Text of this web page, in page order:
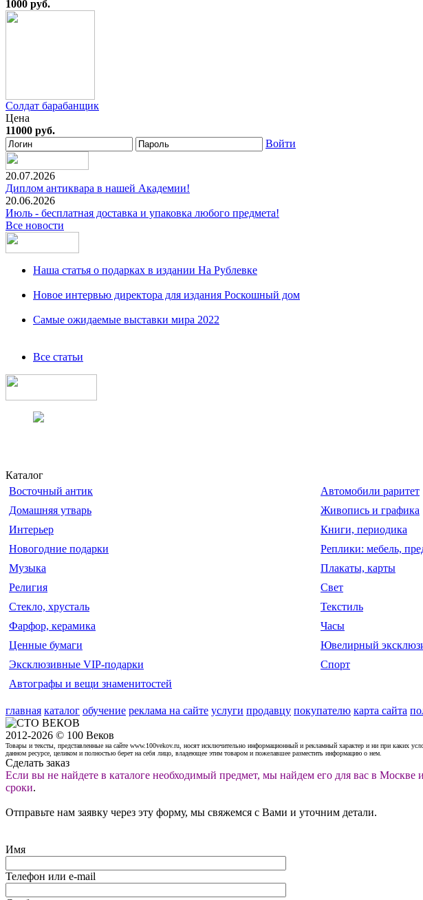
1000 руб.
Солдат барабанщик
Цена
11000 руб.
Войти
20.07.2026
Диплом антиквара в нашей Академии!
20.06.2026
Июль - бесплатная доставка и упаковка любого предмета!
Все новости
Наша статья о подарках в издании На Рублевке
Новое интервью директора для издания Роскошный дом
Самые ожидаемые выставки мира 2022
Все статьи
Каталог
Восточный антик
Автомобили раритет
Домашняя утварь
Живопись и графика
Интерьер
Книги, периодика
Новогодние подарки
Реплики: мебель,
Музыка
Плакаты, карты
Религия
Свет
Стекло, хрусталь
Текстиль
Фарфор, керамика
Часы
Ценные бумаги
Ювелирный
Эксклюзивные VIP-подарки
Спорт
Автографы и вещи знаменитостей
главная каталог обучение реклама на сайте услуги продавцу покупателю карта сайта
2012-2026 © 100 Веков
Товары и тексты, представленные на сайте www.100vekov.ru, носят исключительно информационный и рекламный характер и ни при каких
данном ресурсе, целиком и полностью берет на себя лицо, владеющее этим товаром и пожелавшее разместить информацию о нем.
Сделать заказ
Если вы не найдете в каталоге необходимый предмет, мы найдем его для вас в
сроки.
Отправьте нам заявку через эту форму, мы свяжемся с Вами и уточним детали.
Имя
Телефон или e-mail